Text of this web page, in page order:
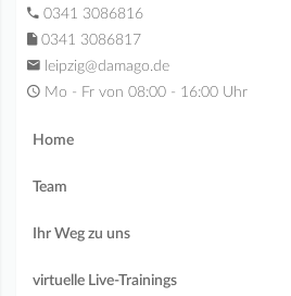
0341 3086816
0341 3086817
leipzig@damago.de
Mo - Fr von 08:00 - 16:00 Uhr
Home
Team
Ihr Weg zu uns
virtuelle Live-Trainings